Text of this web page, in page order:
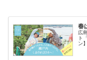
春
広
ト
ン